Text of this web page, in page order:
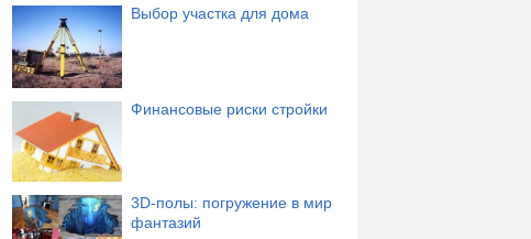
Выбор участка для дома
Финансовые риски стройки
3D-полы: погружение в мир
фантазий